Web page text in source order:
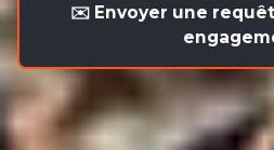
✉️ Envoyer une